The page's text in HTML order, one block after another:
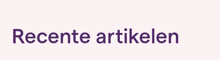
Recente artikelen